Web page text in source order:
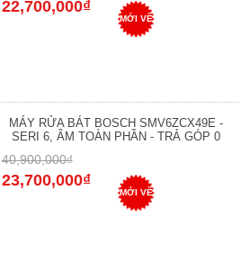
22,700,000₫
MỚI VỀ
MÁY RỬA BÁT BOSCH SMV6ZCX49E -
SERI 6, ÂM TOÀN PHẦN - TRẢ GÓP 0
40,900,000₫
23,700,000₫
MỚI VỀ